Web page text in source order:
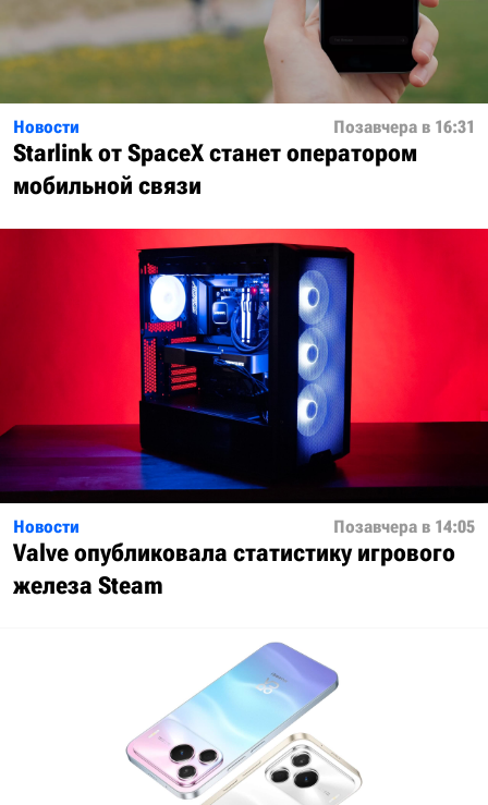
Новости Позавчера в 16:31
Starlink от SpaceX станет оператором
мобильной связи
Новости Позавчера в 14:05
Valve опубликовала статистику игрового
железа Steam